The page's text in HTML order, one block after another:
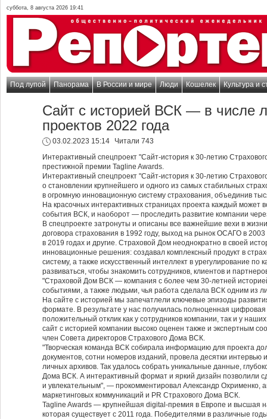
суббота, 8 августа 2026 19:41
Под лупой Панорама В России и мире Люди Кошелек Культура и
Сайт с историей ВСК — в числе
проектов 2022 года
03.02.2023 15:14
Читали 743
Интерактивный спецпроект "Сайт-история к 30-летию
престижной премии Tagline Awards.
Интерактивный спецпроект "Сайт-история к 30-летию
о становлении крупнейшего и одного из самых стабильных
в огромную инновационную систему страхования, объединив
На красочных интерактивных страницах проекта каждый может
события ВСК, и наоборот — проследить развитие компании
В спецпроекте затронуты и описаны все важнейшие вехи в
договора страхования в 1992 году, выход на рынок ОСАГО в
в 2019 годах и другие. Страховой Дом неоднократно в своей
инновационные решения: создавал комплексный продукт в
систему, а также искусственный интеллект в урегулирование по
развиваться, чтобы знакомить сотрудников, клиентов и
"Страховой Дом ВСК — компания с более чем 30-летней
событиями, а также людьми, чья работа сделала ВСК одним из
На сайте с историей мы запечатлели ключевые эпизоды
формате. В результате у нас получилась полноценная
положительный отклик как у сотрудников компании, так и у
сайт с историей компании высоко оценен также и экспертным
член Совета директоров Страхового Дома ВСК.
"Творческая команда ВСК собирала информацию для проекта
документов, сотни номеров изданий, провела десятки
личных архивов. Так удалось собрать уникальные данные,
Дома ВСК. А интерактивный формат и яркий дизайн позволили
и увлекательным", — прокомментировал Александр Охрименко,
маркетинговых коммуникаций и PR Страхового Дома ВСК.
Tagline Awards — крупнейшая digital-премия в Европе и высшая
которая существует с 2011 года. Победителями в различные